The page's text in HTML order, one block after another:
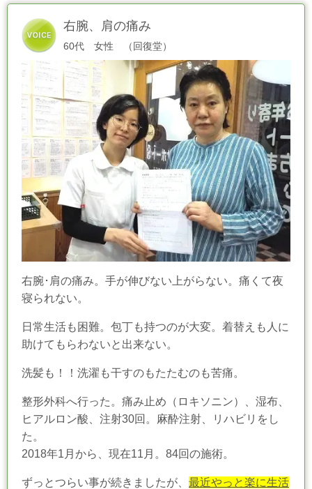
右腕、肩の痛み
60代 女性 （回復堂）
右腕･肩の痛み。手が伸びない上がらない。痛くて夜
寝られない。
日常生活も困難。包丁も持つのが大変。着替えも人に
助けてもらわないと出来ない。
洗髪も！！洗濯も干すのもたたむのも苦痛。
整形外科へ行った。痛み止め（ロキソニン）、湿布、
ヒアルロン酸、注射30回。麻酔注射、リハビリをし
た。
2018年1月から、現在11月。84回の施術。
ずっとつらい事が続きましたが、 最近やっと楽に生活